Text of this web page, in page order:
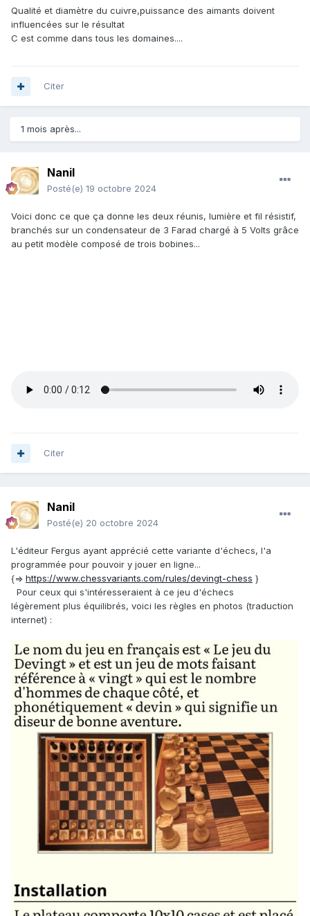
Qualité et diamètre du cuivre,puissance des aimants doivent
influencées sur le résultat
C est comme dans tous les domaines....
Citer
1 mois après...
Nanil
Posté(e) 19 octobre 2024
Voici donc ce que ça donne les deux réunis, lumière et fil résistif,
branchés sur un condensateur de 3 Farad chargé à 5 Volts grâce
au petit modèle composé de trois bobines...
Citer
Nanil
Posté(e) 20 octobre 2024
L'éditeur Fergus ayant apprécié cette variante d'échecs, l'a
programmée pour pouvoir y jouer en ligne...
{=> https://www.chessvariants.com/rules/devingt-chess }
Pour ceux qui s'intéresseraient à ce jeu d'échecs
légèrement plus équilibrés, voici les règles en photos (traduction
internet) :